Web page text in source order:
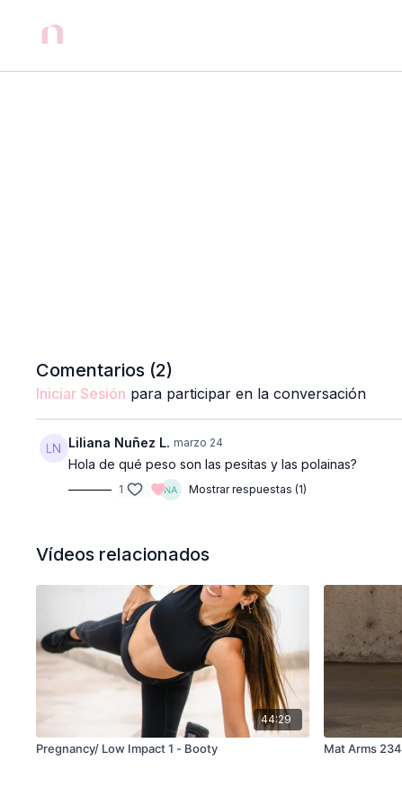
Comentarios (2)
Iniciar Sesión para participar en la conversación
Liliana Nuñez L. marzo 24
Hola de qué peso son las pesitas y las polainas?
1 Mostrar respuestas (1)
Vídeos relacionados
44:29
Pregnancy/ Low Impact 1 - Booty Mat Arms 234